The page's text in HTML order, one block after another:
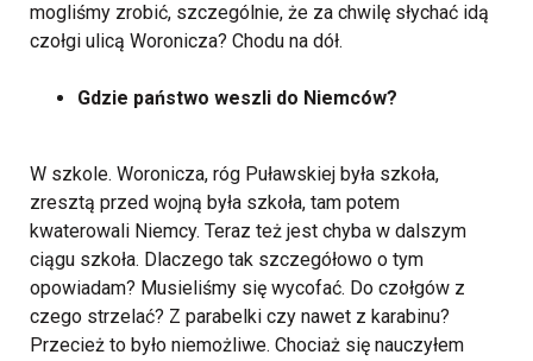
mogliśmy zrobić, szczególnie, że za chwilę słychać idą
czołgi ulicą Woronicza? Chodu na dół.
Gdzie państwo weszli do Niemców?
W szkole. Woronicza, róg Puławskiej była szkoła,
zresztą przed wojną była szkoła, tam potem
kwaterowali Niemcy. Teraz też jest chyba w dalszym
ciągu szkoła. Dlaczego tak szczegółowo o tym
opowiadam? Musieliśmy się wycofać. Do czołgów z
czego strzelać? Z parabelki czy nawet z karabinu?
Przecież to było niemożliwe. Chociaż się nauczyłem